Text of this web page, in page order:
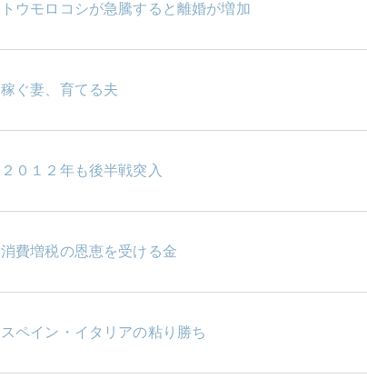
トウモロコシが急騰すると離婚が増加
稼ぐ妻、育てる夫
２０１２年も後半戦突入
消費増税の恩恵を受ける金
スペイン・イタリアの粘り勝ち